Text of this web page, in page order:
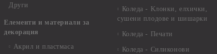
Други
Елементи и материали за
декорация
Акрил и пластмаса
Коледа - Kлонки, елхички,
сушени плодове и шишарки
Коледа - Печати
Коледа - Силиконови